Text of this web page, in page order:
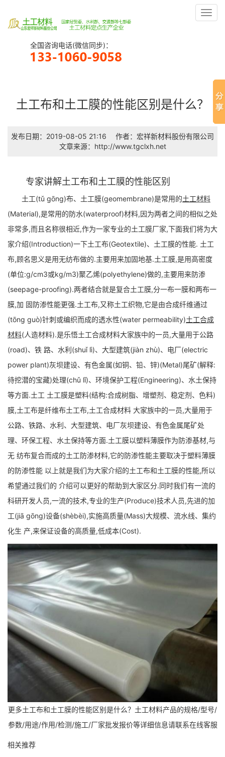
全国咨询电话(微信同步)：
土工布和土工膜的性能区别是什么？
发布日期：2019-08-05 21:16
作者：宏祥新材料股份有限公司
文章来源：http://www.tgclxh.net
专家讲解土工布和土工膜的性能区别
土工(tǔ ɡōnɡ)布、土工膜(geomembrane)是常用的土工材料
(Material),是常用的防水(waterproof)材料,因为两者之间的相似之处
非常多,而且名称很相近,作为一家专业的土工膜厂家,下面我们将为大
家介绍(Introduction)一下土工布(Geotextile)、土工膜的性能. 土工
布,顾名思义是用无纺布做的.主要用来加固地基.土工膜,是用高密度
(单位:g/cm3或kg/m3)聚乙烯(polyethylene)做的,主要用来防渗
(seepage-proofing).两者结合就是复合土工膜,分一布一膜和两布一
膜,加 固防渗性能更强.土工布,又称土工织物,它是由合成纤维通过
(tōng guò)针刺或编织而成的透水性(water permeability)土工合成
材料(人造材料).是乐悟土工合成材料大家族中的一员,大量用于公路
(road)、铁 路、水利(shuǐ lì)、大型建筑(jiàn zhù)、电厂(electric
power plant)灰坝建设、有色金属(如铜、铅、锌)(Metal)尾矿(解释:
待挖潜的宝藏)处理(chǔ lǐ)、环境保护工程(Engineering)、水土保持
等方面.土工 土工膜是塑料(结构:合成树脂、增塑剂、稳定剂、色料)
膜,土工布是纤维布土工布,土工合成材料 大家族中的一员,大量用于
公路、铁路、水利、大型建筑、电厂灰坝建设、有色金属尾矿处
理、环保工程、水土保持等方面.土工膜以塑料薄膜作为防渗基材,与
无 纺布复合而成的土工防渗材料,它的防渗性能主要取决于塑料薄膜
的防渗性能 以上就是我们为大家介绍的土工布和土工膜的性能,所以
希望通过我们的 介绍可以更好的帮助到大家区分.同时我们有一流的
科研开发人员,一流的技术,专业的生产(Produce)技术人员,先进的加
工(jiā gōng)设备(shèbèi),实施高质量(Mass)大规模、流水线、集约
化生 产,来保证设备的高质量,低成本(Cost).
更多土工布和土工膜的性能区别是什么？土工材料产品的规格/型号/
参数/用途/作用/检测/施工/厂家批发报价等详细信息请联系在线客服
相关推荐